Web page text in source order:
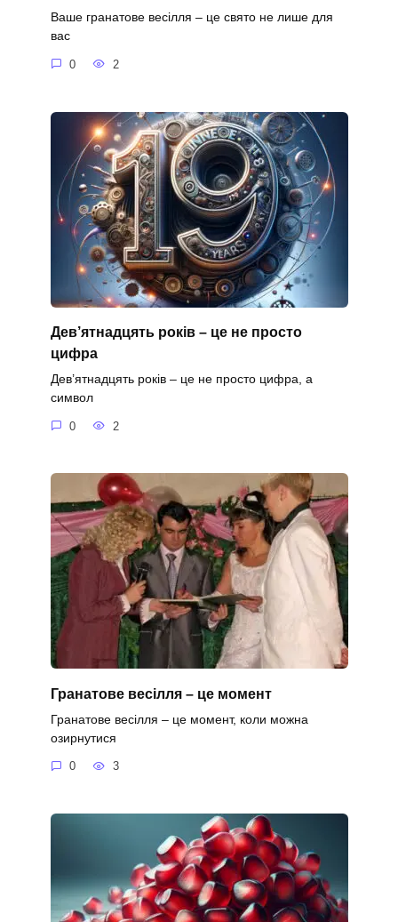
Ваше гранатове весілля – це свято не лише для
вас
0 2
Дев’ятнадцять років – це не просто
цифра
Дев’ятнадцять років – це не просто цифра, а
символ
0 2
Гранатове весілля – це момент
Гранатове весілля – це момент, коли можна
озирнутися
0 3